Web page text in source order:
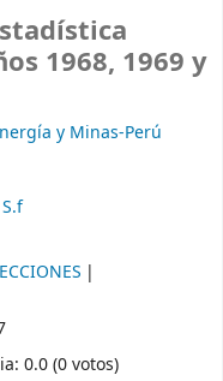
1968, 1969 y
y Minas-Perú
S.f
0.0 (0 votos)